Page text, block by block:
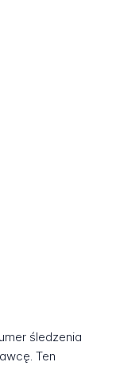
śledzenia
Ten